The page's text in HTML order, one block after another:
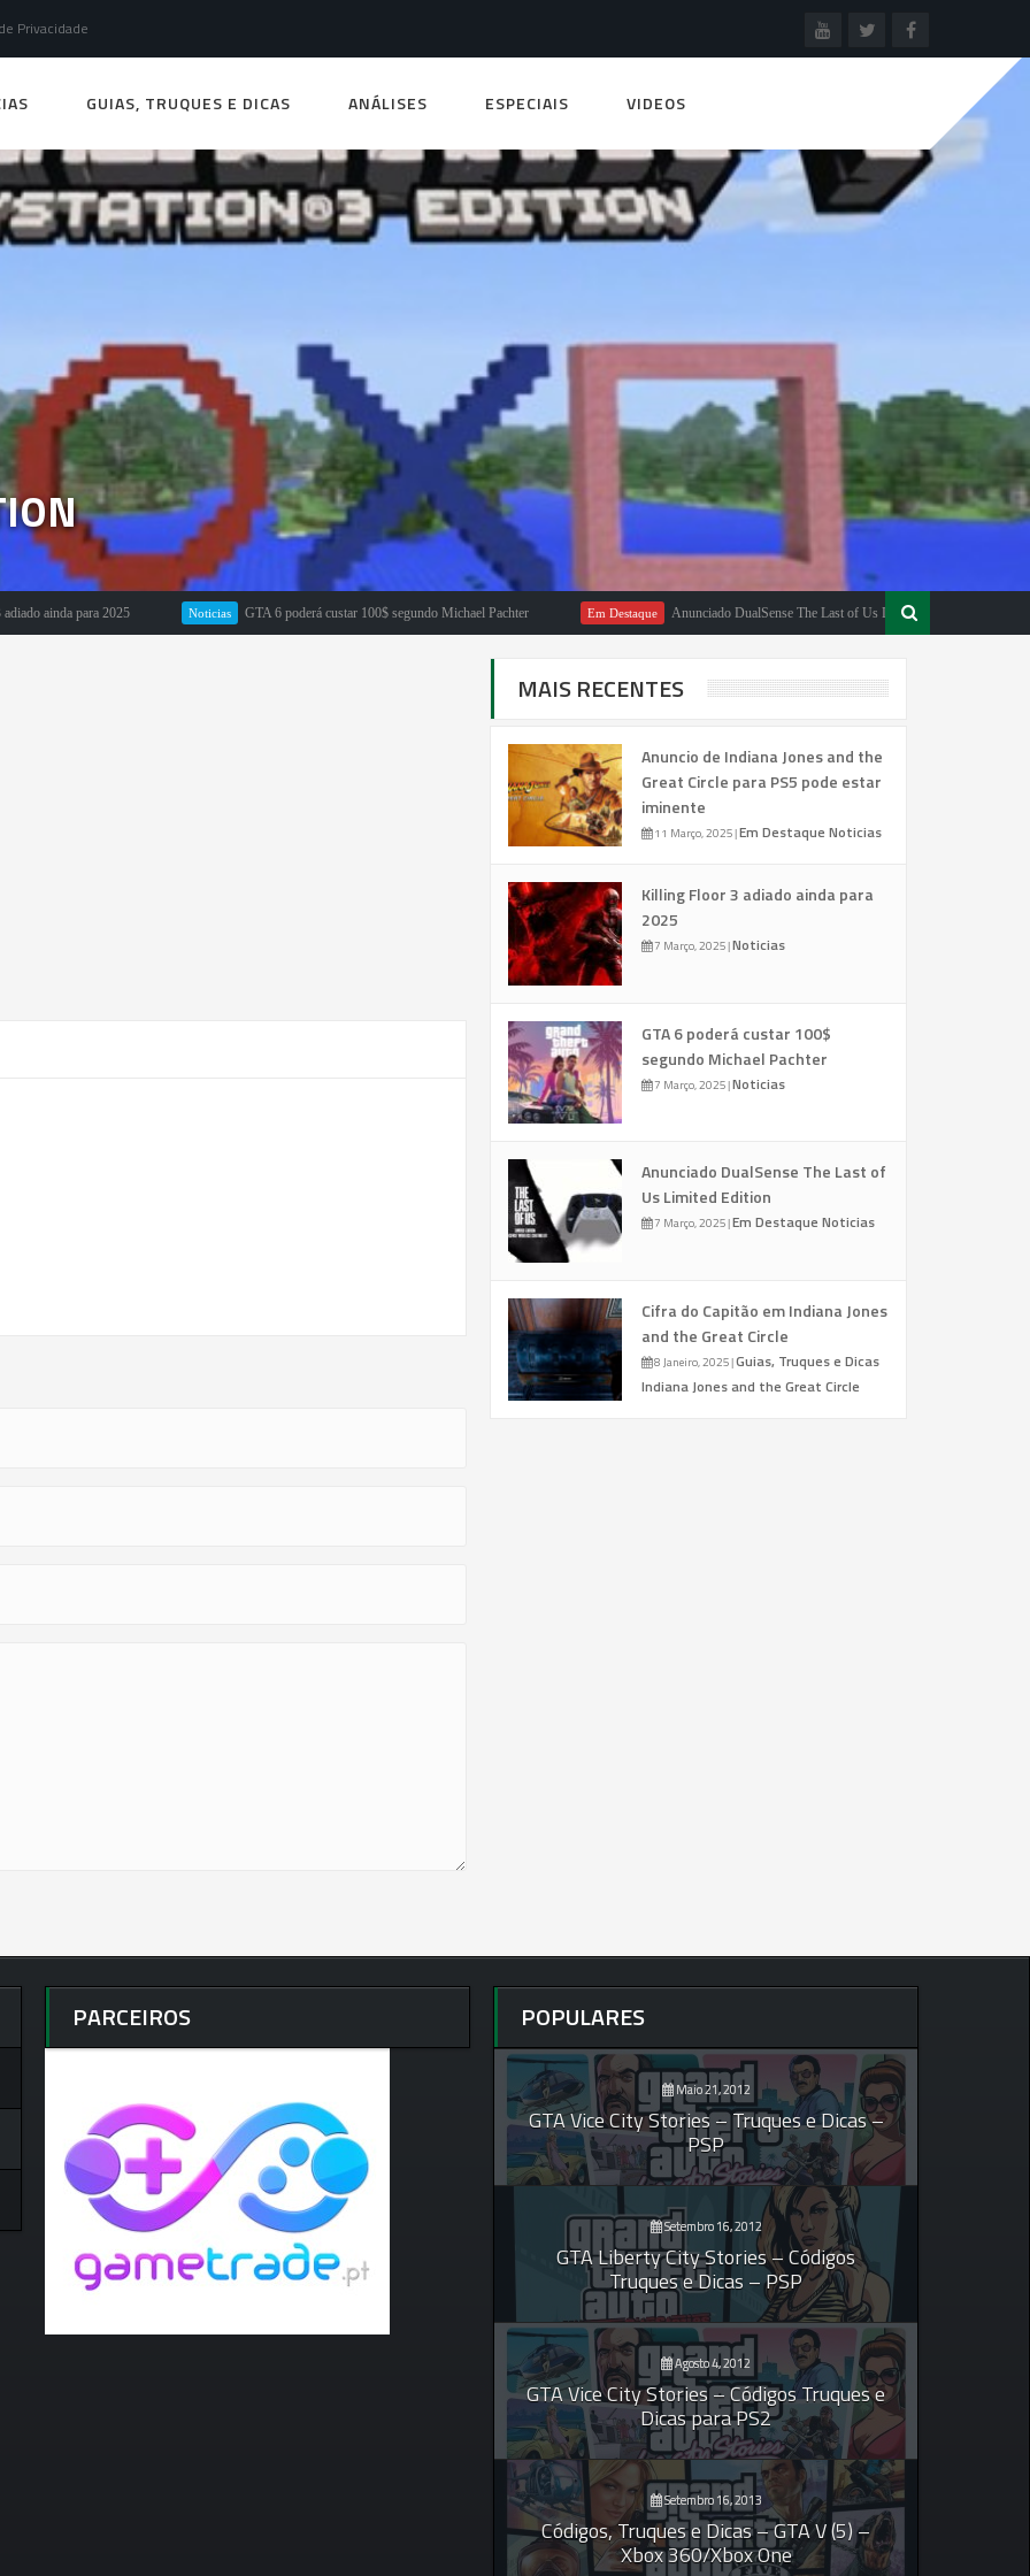
Privacidade
GUIAS, TRUQUES E DICAS ANÁLISES ESPECIAIS VIDEOS
para 2025 GTA 6 poderá custar 100$ segundo Michael Pachter Em Destaque Anunciado DualSense The Last of Us Limited Edition
MAIS RECENTES
Anuncio de Indiana Jones and the
Great Circle para PS5 pode estar
iminente
11 Março, 2025|Em Destaque Noticias
Killing Floor 3 adiado ainda para
2025
7 Março, 2025|Noticias
GTA 6 poderá custar 100$
segundo Michael Pachter
7 Março, 2025|Noticias
Anunciado DualSense The Last of
Us Limited Edition
7 Março, 2025|Em Destaque Noticias
Cifra do Capitão em Indiana Jones
and the Great Circle
8 Janeiro, 2025|Guias, Truques e Dicas
Indiana Jones and the Great Circle
PARCEIROS POPULARES
Maio 21, 2012
GTA Vice City Stories – Truques e Dicas –
PSP
Setembro 16, 2012
GTA Liberty City Stories – Códigos
Truques e Dicas – PSP
Agosto 4, 2012
GTA Vice City Stories – Códigos Truques e
Dicas para PS2
Setembro 16, 2013
Códigos, Truques e Dicas – GTA V (5) –
Xbox 360/Xbox One